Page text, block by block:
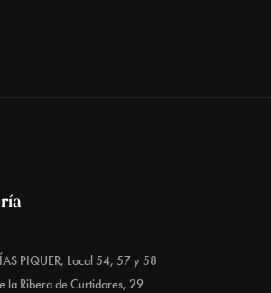
PIQUER, Local 54, 57 y 58
la Ribera de Curtidores, 29